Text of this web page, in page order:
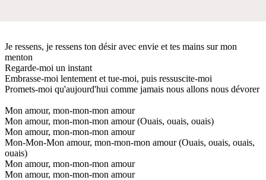
Je ressens, je ressens ton désir avec envie et tes mains sur mon
menton
Regarde-moi un instant
Embrasse-moi lentement et tue-moi, puis ressuscite-moi
Promets-moi qu'aujourd'hui comme jamais nous allons nous dévorer
Mon amour, mon-mon-mon amour
Mon amour, mon-mon-mon amour (Ouais, ouais, ouais)
Mon amour, mon-mon-mon amour
Mon-Mon-Mon amour, mon-mon-mon amour (Ouais, ouais, ouais,
ouais)
Mon amour, mon-mon-mon amour
Mon amour, mon-mon-mon amour